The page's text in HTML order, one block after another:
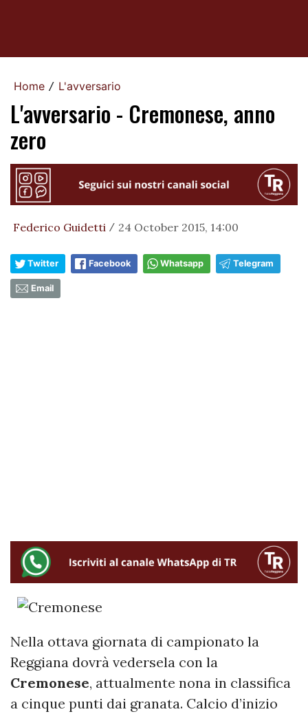
Home / L'avversario
L'avversario - Cremonese, anno
zero
Federico Guidetti / 24 October 2015, 14:00
Twitter Facebook Whatsapp Telegram
Email
Nella ottava giornata di campionato la
Reggiana dovrà vedersela con la
Cremonese, attualmente nona in classifica
a cinque punti dai granata. Calcio d’inizio